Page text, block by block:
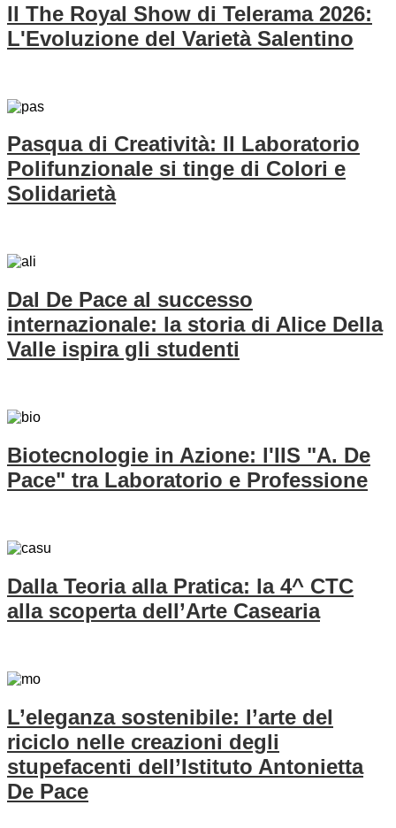
Il The Royal Show di Telerama 2026:
L'Evoluzione del Varietà Salentino
Pasqua di Creatività: Il Laboratorio
Polifunzionale si tinge di Colori e
Solidarietà
Dal De Pace al successo
internazionale: la storia di Alice Della
Valle ispira gli studenti
Biotecnologie in Azione: l'IIS "A. De
Pace" tra Laboratorio e Professione
Dalla Teoria alla Pratica: la 4^ CTC
alla scoperta dell’Arte Casearia
L’eleganza sostenibile: l’arte del
riciclo nelle creazioni degli
stupefacenti dell’Istituto Antonietta
De Pace